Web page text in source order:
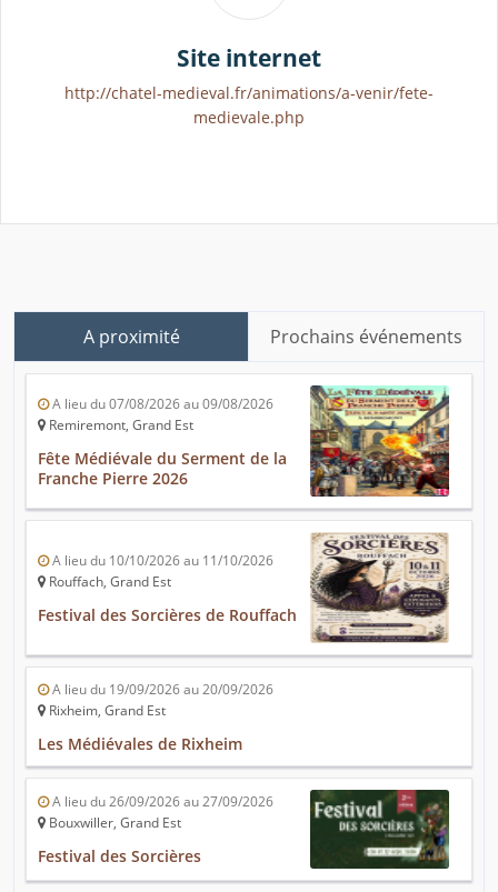
Site internet
http://chatel-medieval.fr/animations/a-venir/fete-
medievale.php
A proximité Prochains événements
A lieu du 07/08/2026 au 09/08/2026
Remiremont, Grand Est
Fête Médiévale du Serment de la
Franche Pierre 2026
A lieu du 10/10/2026 au 11/10/2026
Rouffach, Grand Est
Festival des Sorcières de Rouffach
A lieu du 19/09/2026 au 20/09/2026
Rixheim, Grand Est
Les Médiévales de Rixheim
A lieu du 26/09/2026 au 27/09/2026
Bouxwiller, Grand Est
Festival des Sorcières